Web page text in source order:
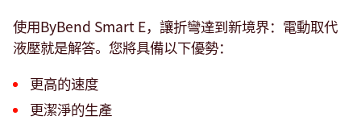
使用ByBend Smart E，讓折彎達到新境界：電動取代
液壓就是解答。您將具備以下優勢：
更高的速度
更潔淨的生產